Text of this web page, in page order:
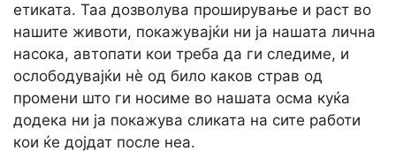
етиката. Таа дозволува проширување и раст во
нашите животи, покажувајќи ни ја нашата лична
насока, автопати кои треба да ги следиме, и
ослободувајќи нè од било каков страв од
промени што ги носиме во нашата осма куќа
додека ни ја покажува сликата на сите работи
кои ќе дојдат после неа.